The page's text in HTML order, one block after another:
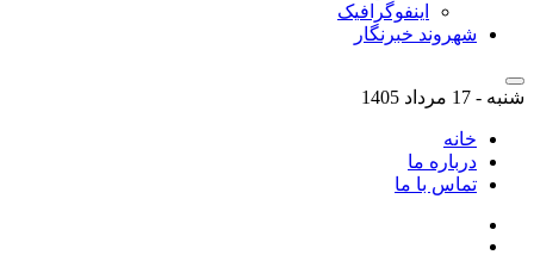
اینفوگرافیک
شهروند خبرنگار
شنبه - 17 مرداد 1405
خانه
درباره ما
تماس با ما